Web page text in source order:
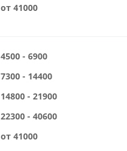
от 41000
4500 - 6900
7300 - 14400
14800 - 21900
22300 - 40600
от 41000